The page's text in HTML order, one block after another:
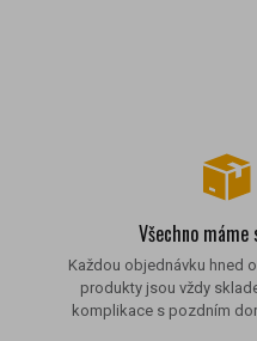
Všechno máme
Každou objednávku hned
produkty jsou vždy
komplikace s pozdním